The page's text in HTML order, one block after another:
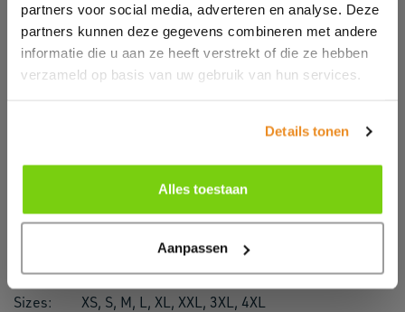
partners voor social media, adverteren en analyse. Deze
partners kunnen deze gegevens combineren met andere
informatie die u aan ze heeft verstrekt of die ze hebben
verzameld op basis van uw gebruik van hun services.
Details tonen
Alles toestaan
Aanpassen
Genre:
Men/Uni
Theme:
Sleeveless, Regular Fit, V-neck
Composite:
55% cotton/45% acrylic.
PCS/Carton:
12
3
Subcollection:
Pullovers
Sizes:
XS, S, M, L, XL, XXL, 3XL, 4XL